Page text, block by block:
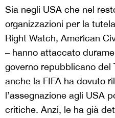
Sia negli USA che nel
organizzazioni per la
Right Watch, American
– hanno attaccato
governo repubblicano del
anche la FIFA ha dovuto
l’assegnazione agli USA
critiche. Anzi, le ha già